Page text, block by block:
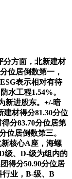
分方面，北新建材
位居倒数第一，
表示相对有待
水工程1.54%。
新进股东。+/-暗
材得分81.30分位
分83.70分位居第
位居倒数第三。
核心A座，海螺
级、D-级为组内的
得分50.90分位居
行业，B-级、B